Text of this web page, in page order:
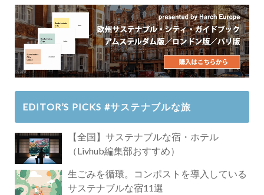
EDITOR’S PICKS #サステナブルな旅
【全国】サステナブルな宿・ホテル
（Livhub編集部おすすめ）
生ごみを循環。コンポストを導入している
サステナブルな宿11選